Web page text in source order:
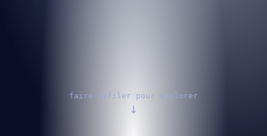
faire défiler pour explorer